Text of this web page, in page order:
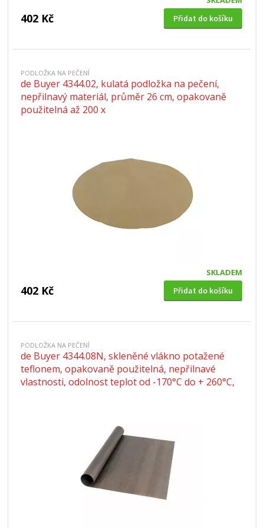
402 Kč Přidat do košíku
PODLOŽKA NA PEČENÍ
de Buyer 4344.02, kulatá podložka na pečení,
nepřilnavý materiál, průměr 26 cm, opakovaně
použitelná až 200 x
SKLADEM
402 Kč Přidat do košíku
PODLOŽKA NA PEČENÍ
de Buyer 4344.08N, skleněné vlákno potažené
teflonem, opakovaně použitelná, nepřilnavé
vlastnosti, odolnost teplot od -170°C do + 260°C,